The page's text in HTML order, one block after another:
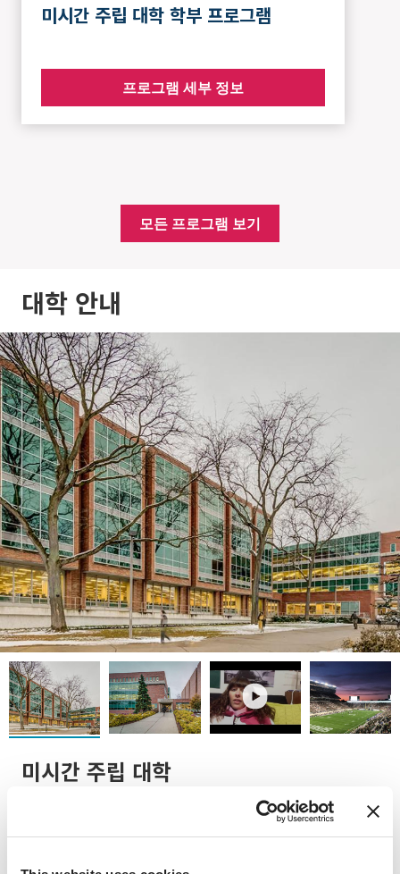
미시간 주립 대학 학부 프로그램
프로그램 세부 정보
모든 프로그램 보기
대학 안내
play
미시간 주립 대학
1855년에 설립된 미시간 주립 대학(MSU)은 "비범한 의지로 공
공의 이익을 증진" 하는 비전과 "더 나은 세상을 위해 발견의 한